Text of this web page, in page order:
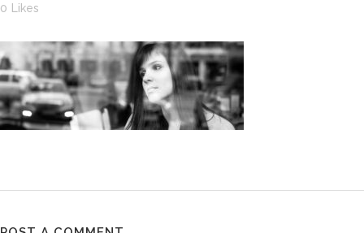
0
Likes